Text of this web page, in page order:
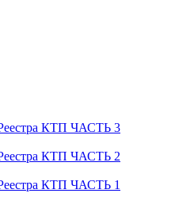
КТП ЧАСТЬ 3
КТП ЧАСТЬ 2
КТП ЧАСТЬ 1